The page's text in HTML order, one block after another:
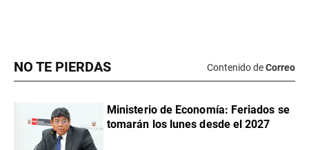
NO TE PIERDAS Contenido deCorreo
Ministerio de Economía: Feriados se
tomarán los lunes desde el 2027